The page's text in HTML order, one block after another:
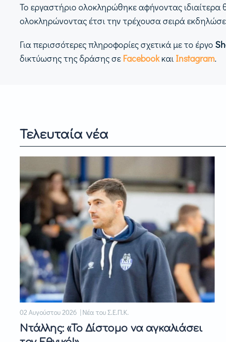
Το εργαστήριο ολοκληρώθηκε αφήνοντας ιδιαίτερα
ολοκληρώνοντας έτσι την τρέχουσα σειρά
Για περισσότερες πληροφορίες σχετικά με το έργο
δικτύωσης της δράσης σε Facebookκαι Instagram.
Τελευταία νέα
02 Αυγούστου 2026 | Νέα του Σ.Ε.Π.Κ.
Ντάλλης: «Το Δίστομο να αγκαλιάσει